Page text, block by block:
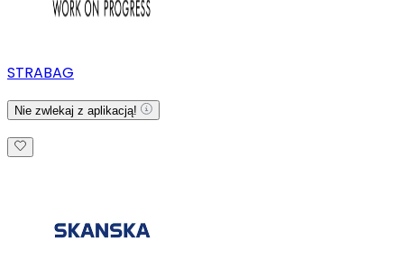
STRABAG
Nie zwlekaj z aplikacją!